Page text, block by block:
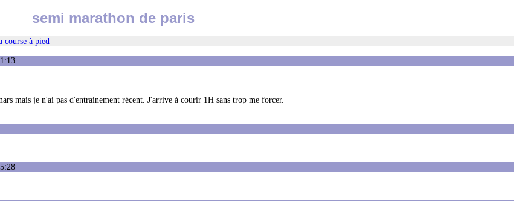
semi marathon de paris
course à pied
mais je n'ai pas d'entrainement récent. J'arrive à courir 1H sans trop me forcer.